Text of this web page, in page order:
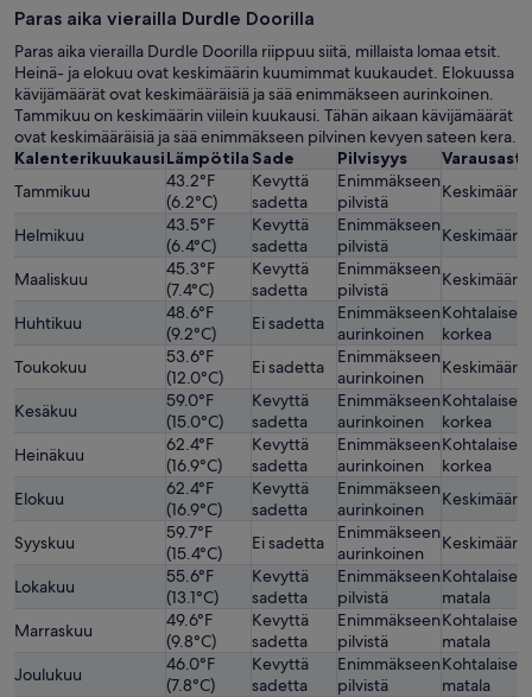
Paras aika vierailla Durdle Doorilla
Paras aika vierailla Durdle Doorilla riippuu siitä, millaista lomaa etsit.
Heinä- ja elokuu ovat keskimäärin kuumimmat kuukaudet. Elokuussa
kävijämäärät ovat keskimääräisiä ja sää enimmäkseen aurinkoinen.
Tammikuu on keskimäärin viilein kuukausi. Tähän aikaan kävijämäärät
ovat keskimääräisiä ja sää enimmäkseen pilvinen kevyen sateen kera.
KalenterikuukausiLämpötila Sade Pilvisyys
Varausaste
Tammikuu
43.2°F
(6.2°C)
Kevyttä
sadetta
Enimmäkseen
pilvistä
Helmikuu
43.5°F
(6.4°C)
Kevyttä
sadetta
Enimmäkseen
pilvistä
Maaliskuu
45.3°F
(7.4°C)
Kevyttä
sadetta
Enimmäkseen
pilvistä
Huhtikuu
48.6°F
(9.2°C)
Ei sadetta
Enimmäkseen
aurinkoinen
Kohtalaisen
korkea
Toukokuu
53.6°F
(12.0°C)
Ei sadetta
Enimmäkseen
aurinkoinen
Kesäkuu
59.0°F
(15.0°C)
Kevyttä
sadetta
Enimmäkseen
aurinkoinen
Kohtalaisen
korkea
Heinäkuu
62.4°F
(16.9°C)
Kevyttä
sadetta
Enimmäkseen
aurinkoinen
Kohtalaisen
korkea
Elokuu
62.4°F
(16.9°C)
Kevyttä
sadetta
Enimmäkseen
aurinkoinen
Syyskuu
59.7°F
(15.4°C)
Ei sadetta
Enimmäkseen
aurinkoinen
Lokakuu
55.6°F
(13.1°C)
Kevyttä
sadetta
Enimmäkseen
pilvistä
Kohtalaisen
matala
Marraskuu
49.6°F
(9.8°C)
Kevyttä
sadetta
Enimmäkseen
pilvistä
Kohtalaisen
matala
Joulukuu
46.0°F
(7.8°C)
Kevyttä
sadetta
Enimmäkseen
pilvistä
Kohtalaisen
matala